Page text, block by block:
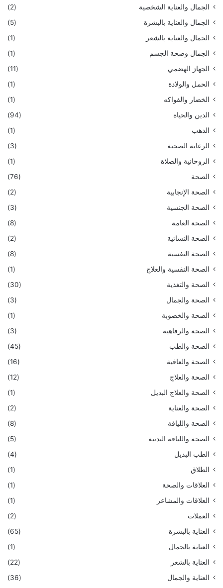
الجمال والعناية الشخصية
(2)
الجمال والعناية بالبشرة
(5)
الجمال والعناية بالشعر
(1)
الجمال وصحة الجسم
(1)
الجهاز الهضمي
(11)
الحمل والولادة
(1)
الخضار والفواكه
(1)
الدين والحياة
(94)
الذهب
(1)
الرعاية الصحية
(3)
الروحانية والصلاة
(1)
الصحة
(76)
الصحة الإنجابية
(2)
الصحة الجنسية
(3)
الصحة العامة
(8)
الصحة النسائية
(2)
الصحة النفسية
(8)
الصحة النفسية والعلاج
(1)
الصحة والتغذية
(30)
الصحة والجمال
(3)
الصحة والخصوبة
(1)
الصحة والرفاهية
(3)
الصحة والطب
(45)
الصحة والعافية
(16)
الصحة والعلاج
(12)
الصحة والعلاج البديل
(1)
الصحة والعناية
(2)
الصحة واللياقة
(8)
الصحة واللياقة البدنية
(5)
الطب البديل
(4)
الطلاق
(1)
العلاقات والصحة
(1)
العلاقات والمشاعر
(1)
العملات
(2)
العناية بالبشرة
(65)
العناية بالجمال
(1)
العناية بالشعر
(22)
العناية والجمال
(36)